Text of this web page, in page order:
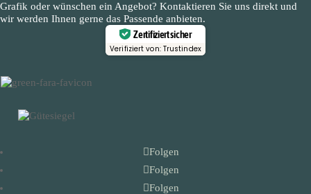
Grafik oder wünschen ein Angebot? Kontaktieren Sie uns direkt und
wir werden Ihnen gerne das Passende anbieten.
Zertifiziert sicher
Verifiziert von: Trustindex
Folgen
Folgen
Folgen